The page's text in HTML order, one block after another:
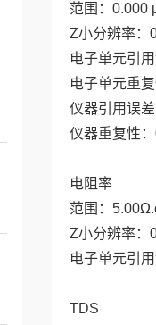
范围：0.000
Z小分辨率：
电子单元引
电子单元重
仪器引用误
仪器重复性
电阻率
范围：
Z小分辨率：
电子单元引
TDS